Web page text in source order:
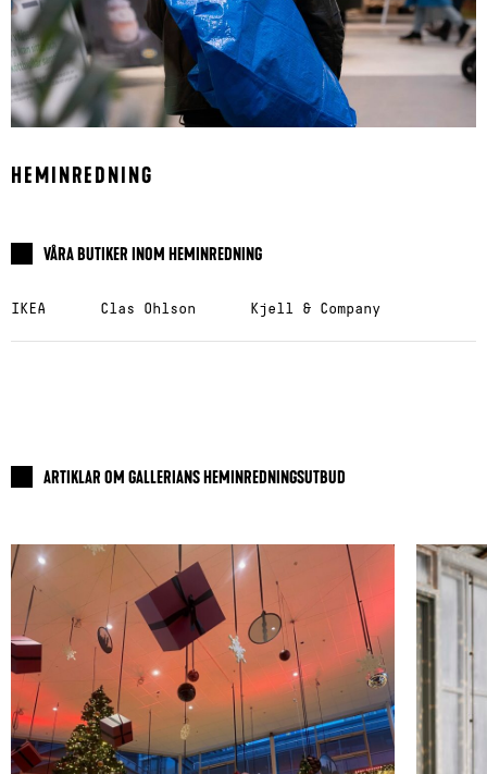
HEMINREDNING
VÅRA BUTIKER INOM HEMINREDNING
IKEA Clas Ohlson Kjell & Company
ARTIKLAR OM GALLERIANS HEMINREDNINGSUTBUD
Read about: Fixa julpyntet hos oss i
Gallerian
Read